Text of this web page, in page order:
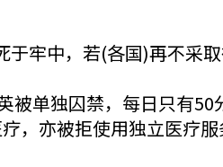
牢中，若(各国)再不采
被单独囚禁，每日只有
，亦被拒使用独立医疗